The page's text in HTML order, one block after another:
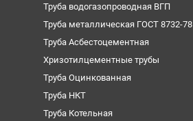
Труба водогазопроводная ВГП
Труба металлическая ГОСТ 8732-78
Труба Асбестоцементная
Хризотилцементные трубы
Труба Оцинкованная
Труба НКТ
Труба Котельная